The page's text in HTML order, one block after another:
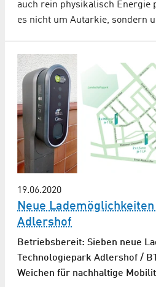
auch rein physikalisch Energie
es nicht um Autarkie, sondern
19.06.2020
Neue
Adlershof
Betriebsbereit: Sieben neue
Technologiepark Adlershof /
Weichen für nachhaltige